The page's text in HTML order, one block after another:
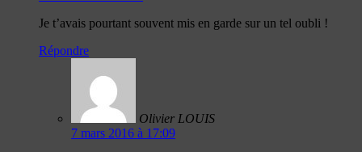
Je t’avais pourtant souvent mis en garde sur un tel oubli !
Répondre
Olivier LOUIS
7 mars 2016 à 17:09